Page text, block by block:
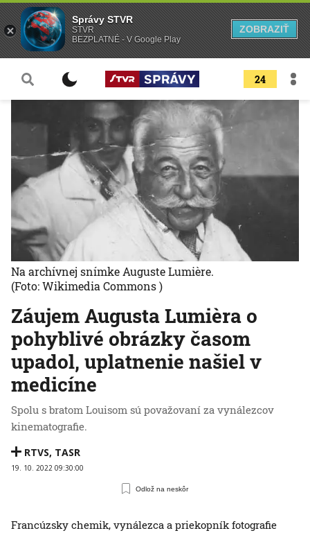
24
Záujem Augusta Lumièra o
pohyblivé obrázky časom
upadol, uplatnenie našiel v
medicíne
Spolu s bratom Louisom sú považovaní za vynálezcov
kinematografie.
RTVS, TASR
19. 10. 2022 09:30:00
Odlož na neskôr
Na archívnej snímke Auguste Lumière.
(Foto: Wikimedia Commons )
Francúzsky chemik, vynálezca a priekopník fotografie
Správy STVR
STVR
BEZPLATNÉ - V Google Play
ZOBRAZIŤ